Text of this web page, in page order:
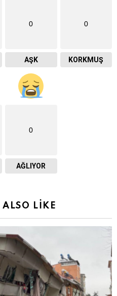
0
AŞK
0
KORKMUŞ
0
AĞLIYOR
LIKE